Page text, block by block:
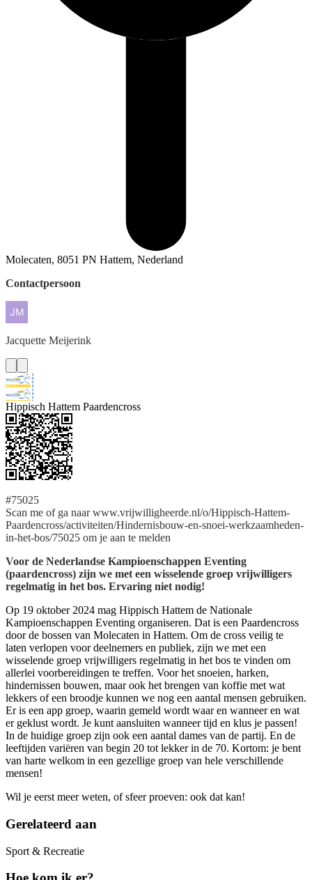
Molecaten, 8051 PN Hattem, Nederland
Contactpersoon
Jacquette Meijerink
Hippisch Hattem Paardencross
#75025
Scan me of ga naar www.vrijwilligheerde.nl/o/Hippisch-Hattem-
Paardencross/activiteiten/Hindernisbouw-en-snoei-werkzaamheden-
in-het-bos/75025 om je aan te melden
Voor de Nederlandse Kampioenschappen Eventing
(paardencross) zijn we met een wisselende groep vrijwilligers
regelmatig in het bos. Ervaring niet nodig!
Op 19 oktober 2024 mag Hippisch Hattem de Nationale
Kampioenschappen Eventing organiseren. Dat is een Paardencross
door de bossen van Molecaten in Hattem. Om de cross veilig te
laten verlopen voor deelnemers en publiek, zijn we met een
wisselende groep vrijwilligers regelmatig in het bos te vinden om
allerlei voorbereidingen te treffen. Voor het snoeien, harken,
hindernissen bouwen, maar ook het brengen van koffie met wat
lekkers of een broodje kunnen we nog een aantal mensen gebruiken.
Er is een app groep, waarin gemeld wordt waar en wanneer en wat
er geklust wordt. Je kunt aansluiten wanneer tijd en klus je passen!
In de huidige groep zijn ook een aantal dames van de partij. En de
leeftijden variëren van begin 20 tot lekker in de 70. Kortom: je bent
van harte welkom in een gezellige groep van hele verschillende
mensen!
Wil je eerst meer weten, of sfeer proeven: ook dat kan!
Gerelateerd aan
Sport & Recreatie